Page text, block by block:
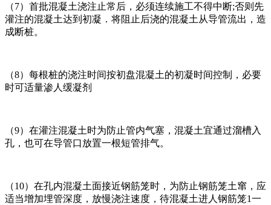
（7）首批混凝土浇注止常后，必须连续施工不得中断;否则先
灌注的混凝土达到初凝．将阻止后浇的混凝土从导管流出，造
成断桩。
（8）每根桩的浇注时间按初盘混凝土的初凝时间控制，必要
时可适量渗人缓凝剂
（9）在灌注混凝土时为防止管内气塞，混凝土宜通过溜槽入
孔，也可在导管口放置一根短管排气。
（10）在孔内混凝土面接近钢筋笼时，为防止钢筋笼土窜，应
适当增加埋管深度，放慢浇注速度，待混凝土进人钢筋笼1一